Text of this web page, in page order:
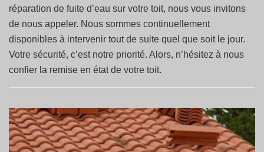
réparation de fuite d’eau sur votre toit, nous vous invitons
de nous appeler. Nous sommes continuellement
disponibles à intervenir tout de suite quel que soit le jour.
Votre sécurité, c’est notre priorité. Alors, n’hésitez à nous
confier la remise en état de votre toit.